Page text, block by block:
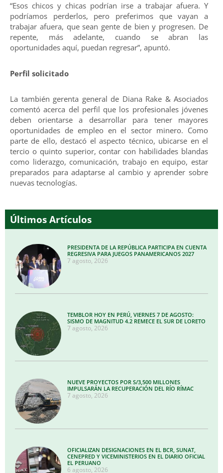
“Esos chicos y chicas podrían irse a trabajar afuera. Y
podríamos perderlos, pero preferimos que vayan a
trabajar afuera, que sean gente de bien y progresen. De
repente, más adelante, cuando se abran las
oportunidades aquí, puedan regresar”, apuntó.
Perfil solicitado
La también gerenta general de Diana Rake & Asociados
comentó acerca del perfil que los profesionales jóvenes
deben orientarse a desarrollar para tener mayores
oportunidades de empleo en el sector minero. Como
parte de ello, destacó el aspecto técnico, ubicarse en el
tercio o quinto superior, contar con habilidades blandas
como liderazgo, comunicación, trabajo en equipo, estar
preparados para adaptarse al cambio y aprender sobre
nuevas tecnologías.
Últimos Artículos
PRESIDENTA DE LA REPÚBLICA PARTICIPA EN CUENTA
REGRESIVA PARA JUEGOS PANAMERICANOS 2027
7 agosto, 2026
TEMBLOR HOY EN PERÚ, VIERNES 7 DE AGOSTO:
SISMO DE MAGNITUD 4.2 REMECE EL SUR DE LORETO
7 agosto, 2026
NUEVE PROYECTOS POR S/3,500 MILLONES
IMPULSARÁN LA RECUPERACIÓN DEL RÍO RÍMAC
7 agosto, 2026
OFICIALIZAN DESIGNACIONES EN EL BCR, SUNAT,
CENEPRED Y VICEMINISTERIOS EN EL DIARIO OFICIAL
EL PERUANO
6 agosto, 2026